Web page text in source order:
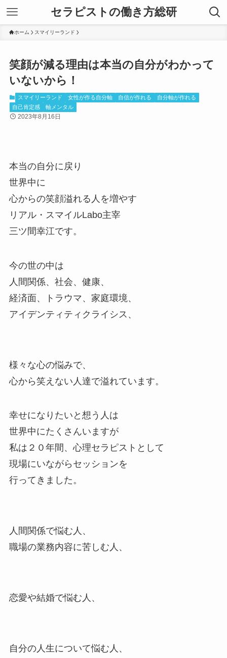
セラピストの働き方総研
ホーム スマイリーランド
笑顔が減る理由は本当の自分がわかって
いないから！
スマイリーランド 女性が作る自分軸 自信が作れる
自分軸が作れる
自己肯定感
軸メンタル
2023年8月16日
本当の自分に戻り
世界中に
心からの笑顔溢れる人を増やす
リアル・スマイルLabo主宰
三ツ間幸江です。
今の世の中は
人間関係、社会、健康、
経済面、トラウマ、家庭環境、
アイデンティティクライシス、
様々な心の悩みで、
心から笑えない人達で溢れています。
幸せになりたいと想う人は
世界中にたくさんいますが
私は２０年間、心理セラピストとして
現場にいながらセッションを
行ってきました。
人間関係で悩む人、
職場の業務内容に苦しむ人、
恋愛や結婚で悩む人、
自分の人生について悩む人、